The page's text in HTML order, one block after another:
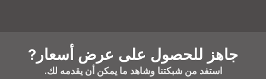
جاهز للحصول على عرض أسعار?
استفد من شبكتنا وشاهد ما يمكن أن يقدمه لك.